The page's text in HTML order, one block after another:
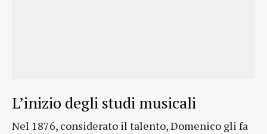
L’inizio degli studi musicali
Nel 1876, considerato il talento, Domenico gli fa